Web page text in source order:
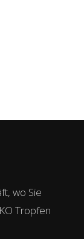
wo Sie
Tropfen